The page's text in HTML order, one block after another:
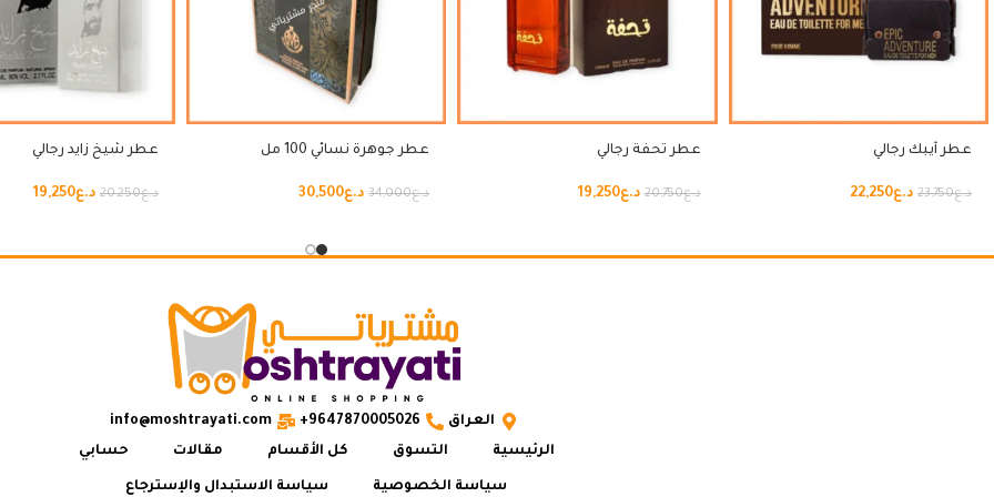
عطر أيبك رجالي
د.ع23,750 د.ع22,250
عطر تحفة رجالي
د.ع20,750 د.ع19,250
عطر جوهرة نسائي 100 مل
د.ع34,000 د.ع30,500
عطر شيخ زايد رجالي
د.ع20,250 د.ع19,250
العراق 9647870005026+
info@moshtrayati.com
الرئيسية
التسوق كل الأقسام مقالات حسابي
سياسة الخصوصية سياسة الاستبدال والإسترجاع